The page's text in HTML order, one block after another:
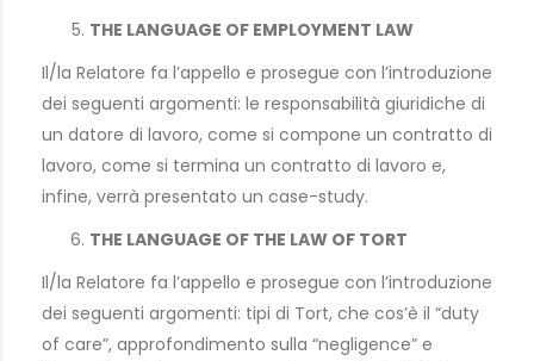
THE LANGUAGE OF EMPLOYMENT LAW
Il/la Relatore fa l’appello e prosegue con l’introduzione
dei seguenti argomenti: le responsabilità giuridiche di
un datore di lavoro, come si compone un contratto di
lavoro, come si termina un contratto di lavoro e,
infine, verrà presentato un case-study.
THE LANGUAGE OF THE LAW OF TORT
Il/la Relatore fa l’appello e prosegue con l’introduzione
dei seguenti argomenti: tipi di Tort, che cos’è il “duty
of care”, approfondimento sulla “negligence” e